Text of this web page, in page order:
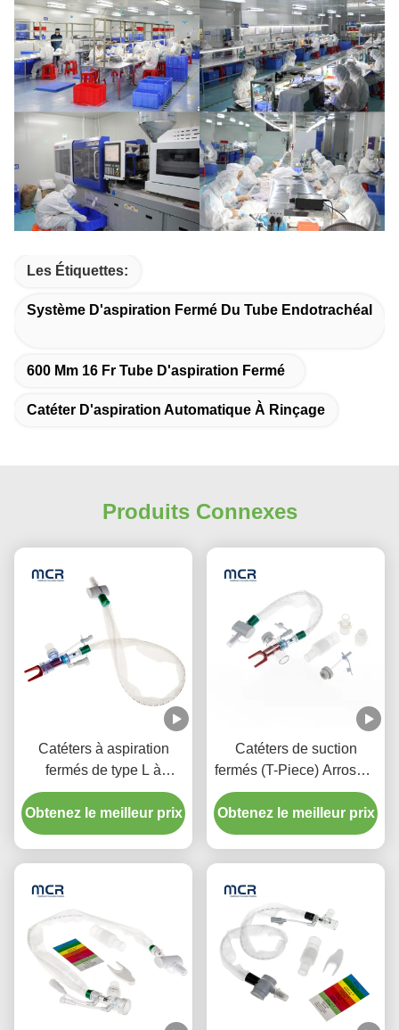
Les Étiquettes:
Système D'aspiration Fermé Du Tube Endotrachéal
600 Mm 16 Fr Tube D'aspiration Fermé
Catéter D'aspiration Automatique À Rinçage
Produits Connexes
Catéters à aspiration
fermés de type L à
rinçage automatique 10 à
72 heures Coude pivotant
double pour l'hôpital
Obtenez le meilleur prix
Catéters de suction
fermés (T-Piece) Arroseur
automatique 72H Pour
adulte
Obtenez le meilleur prix